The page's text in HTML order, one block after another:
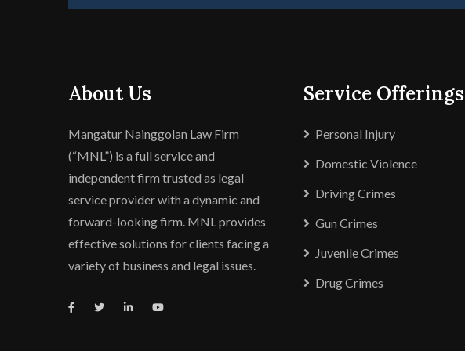
About Us
Mangatur Nainggolan Law Firm
(“MNL”) is a full service and
independent firm trusted as legal
service provider with a dynamic and
forward-looking firm. MNL provides
effective solutions for clients facing a
variety of business and legal issues.
Service Offerings
Personal Injury
Domestic Violence
Driving Crimes
Gun Crimes
Juvenile Crimes
Drug Crimes